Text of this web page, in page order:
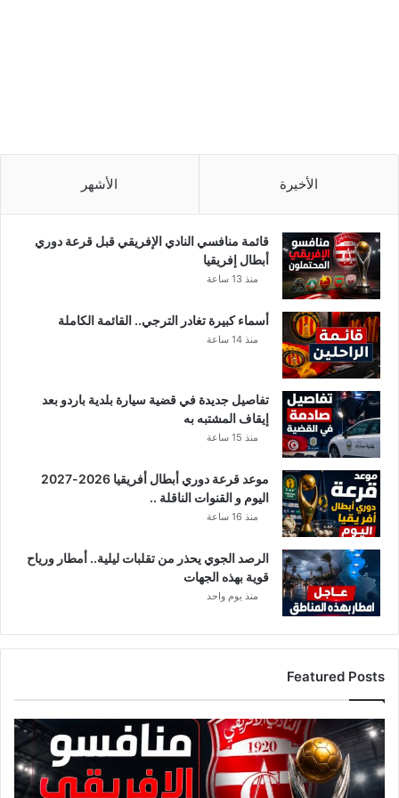
الأخيرة الأشهر
قائمة منافسي النادي الإفريقي قبل قرعة دوري
أبطال إفريقيا
منذ 13 ساعة
أسماء كبيرة تغادر الترجي.. القائمة الكاملة
منذ 14 ساعة
تفاصيل جديدة في قضية سيارة بلدية باردو بعد
إيقاف المشتبه به
منذ 15 ساعة
موعد قرعة دوري أبطال أفريقيا 2026-2027
اليوم و القنوات الناقلة ..
منذ 16 ساعة
الرصد الجوي يحذر من تقلبات ليلية.. أمطار ورياح
قوية بهذه الجهات
منذ يوم واحد
Featured Posts
ق
ئ
م